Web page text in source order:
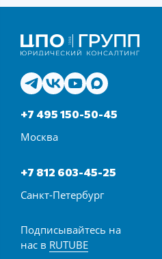
+7 495 150-50-45
Москва
+7 812 603-45-25
Санкт-Петербург
Подписывайтесь на
нас в RUTUBE